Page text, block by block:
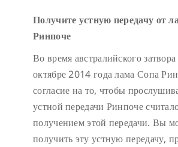
Получите устную передачу от
Ринпоче
Во время австралийского
октябре 2014 года лама Сопа
согласие на то, чтобы
устной передачи Ринпоче
получением этой передачи. Вы
получить эту устную передачу,